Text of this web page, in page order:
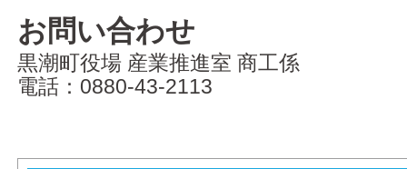
お問い合わせ
黒潮町役場 産業推進室 商工係
電話：0880-43-2113